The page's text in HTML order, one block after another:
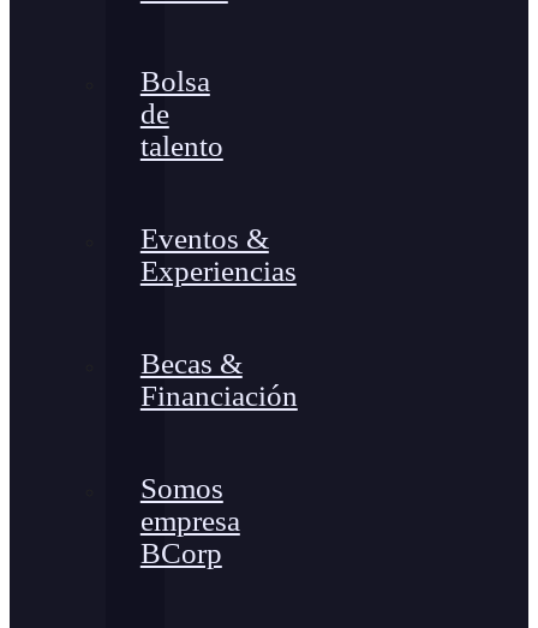
Bolsa
de
talento
Eventos &
Experiencias
Becas &
Financiación
Somos
empresa
BCorp